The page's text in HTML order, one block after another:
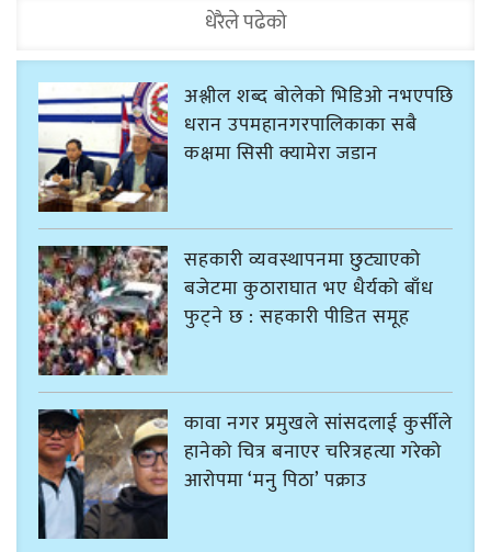
धेरैले पढेको
अश्लील शब्द बोलेको भिडिओ नभएपछि
धरान उपमहानगरपालिकाका सबै
कक्षमा सिसी क्यामेरा जडान
सहकारी व्यवस्थापनमा छुट्याएको
बजेटमा कुठाराघात भए धैर्यको बाँध
फुट्ने छ : सहकारी पीडित समूह
कावा नगर प्रमुखले सांसदलाई कुर्सीले
हानेको चित्र बनाएर चरित्रहत्या गरेको
आरोपमा ‘मनु पिठा’ पक्राउ